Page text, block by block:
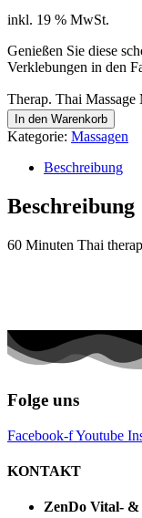
inkl. 19 % MwSt.
Genießen Sie diese
Verklebungen in den
Therap. Thai Massage
In den Warenkorb
Kategorie: Massagen
Beschreibung
Beschreibung
60 Minuten Thai
Folge uns
Facebook-fYoutube
KONTAKT
ZenDo Vital- &